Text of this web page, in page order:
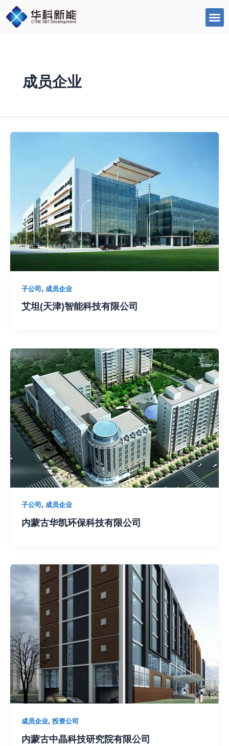
至
成员企业
子公司, 成员企业
艾坦(天津)智能科技有限公司
子公司 , 成员企业
内蒙古华凯环保科技有限公司
成员企业, 投资公司
内蒙古中晶科技研究院有限公司